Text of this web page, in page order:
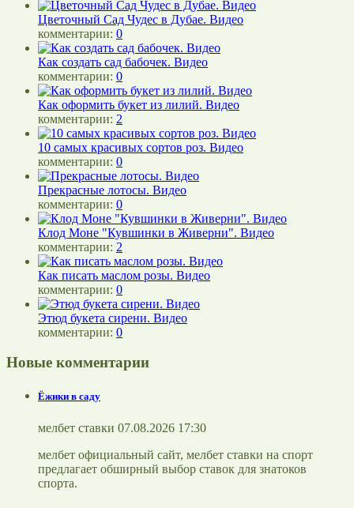
Цветочный Сад Чудес в Дубае. Видео
комментарии: 0
Как создать сад бабочек. Видео
комментарии: 0
Как оформить букет из лилий. Видео
комментарии: 2
10 самых красивых сортов роз. Видео
комментарии: 0
Прекрасные лотосы. Видео
комментарии: 0
Клод Моне "Кувшинки в Живерни". Видео
комментарии: 2
Как писать маслом розы. Видео
комментарии: 0
Этюд букета сирени. Видео
комментарии: 0
Новые комментарии
Ёжики в саду
мелбет ставки 07.08.2026 17:30
мелбет официальный сайт, мелбет ставки на спорт
предлагает обширный выбор ставок для знатоков
спорта.